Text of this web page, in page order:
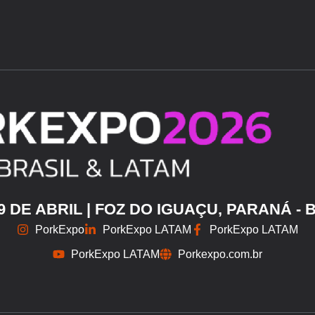
DE ABRIL | FOZ DO IGUAÇU, PARANÁ -
PorkExpo PorkExpo LATAM PorkExpo LATAM
PorkExpo LATAM Porkexpo.com.br